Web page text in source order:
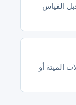
القياس
الميتة أو